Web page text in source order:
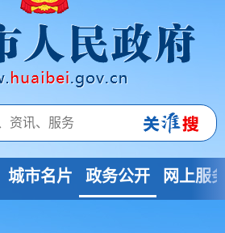
城市名片 政务公开 网上服